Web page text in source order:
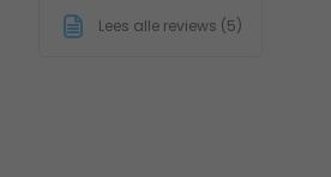
Lees alle reviews (5)